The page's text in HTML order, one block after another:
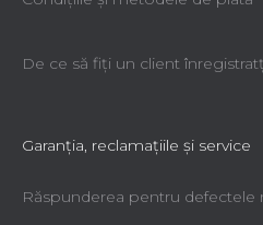
De ce să fiţi un client înregistratţ
Garanţia, reclamaţiile şi service
Răspunderea pentru defectele